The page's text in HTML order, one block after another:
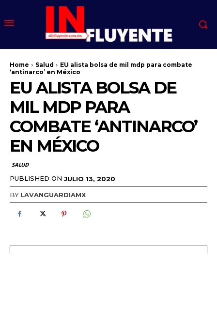
Home Salud
EU alista bolsa de mil mdp para combate
‘antinarco’ en México
EU ALISTA BOLSA DE
MIL MDP PARA
COMBATE ‘ANTINARCO’
EN MÉXICO
SALUD
PUBLISHED ON JULIO 13, 2020
BY LAVANGUARDIAMX